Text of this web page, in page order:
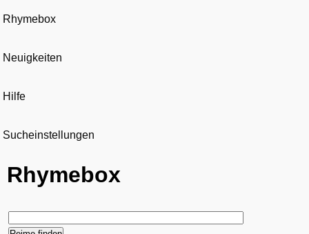
Rhymebox
Neuigkeiten
Hilfe
Sucheinstellungen
Rhymebox